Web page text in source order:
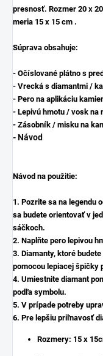
presnosť. Rozmer 20 x
meria 15 x 15 cm .
Súprava obsahuje:
- Očíslované plátno s
- Vrecká s diamantmi /
- Pero na aplikáciu
- Lepivú hmotu / vosk na
- Zásobník / misku na
- Návod
Návod na použitie:
1. Pozrite sa na legendu
sa budete orientovať v
sáčkoch.
2. Naplňte pero lepivou
3. Diamanty, ktoré
pomocou lepiacej špičky
4. Umiestnite diamant
podľa symbolu.
5. V prípade potreby
6. Pre lepšiu priľnavosť
Rozmery: 15 x